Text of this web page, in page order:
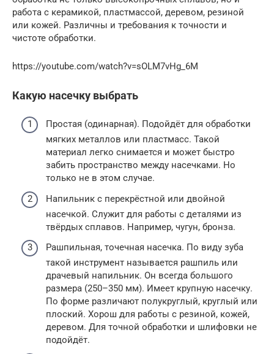
работа с керамикой, пластмассой, деревом, резиной
или кожей. Различны и требования к точности и
чистоте обработки.
https://youtube.com/watch?v=sOLM7vHg_6M
Какую насечку выбрать
Простая (одинарная). Подойдёт для обработки
мягких металлов или пластмасс. Такой
материал легко снимается и может быстро
забить пространство между насечками. Но
только не в этом случае.
Напильник с перекрёстной или двойной
насечкой. Служит для работы с деталями из
твёрдых сплавов. Например, чугун, бронза.
Рашпильная, точечная насечка. По виду зуба
такой инструмент называется рашпиль или
драчевый напильник. Он всегда большого
размера (250–350 мм). Имеет крупную насечку.
По форме различают полукруглый, круглый или
плоский. Хорош для работы с резиной, кожей,
деревом. Для точной обработки и шлифовки не
подойдёт.